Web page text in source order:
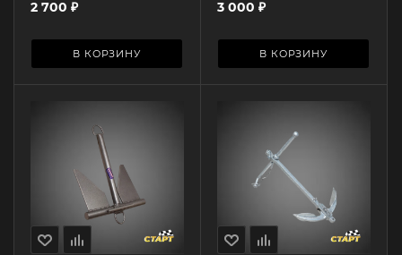
2 700 ₽
В КОРЗИНУ
3 000 ₽
В КОРЗИНУ